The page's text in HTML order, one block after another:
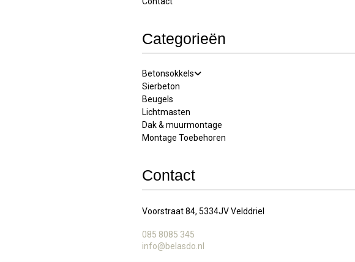
Categorieën
Betonsokkels
Sierbeton
Beugels
Lichtmasten
Dak & muurmontage
Montage Toebehoren
Contact
Voorstraat 84, 5334JV Velddriel
085 8085 345
info@belasdo.nl